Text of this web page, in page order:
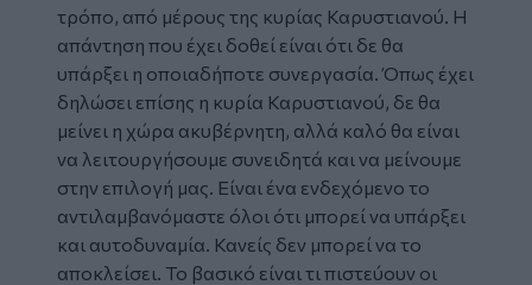
τρόπο, από μέρους της κυρίας Καρυστιανού. Η
απάντηση που έχει δοθεί είναι ότι δε θα
υπάρξει η οποιαδήποτε συνεργασία. Όπως έχει
δηλώσει επίσης η κυρία Καρυστιανού, δε θα
μείνει η χώρα ακυβέρνητη, αλλά καλό θα είναι
να λειτουργήσουμε συνειδητά και να μείνουμε
στην επιλογή μας. Είναι ένα ενδεχόμενο το
αντιλαμβανόμαστε όλοι ότι μπορεί να υπάρξει
και αυτοδυναμία. Κανείς δεν μπορεί να το
αποκλείσει. Το βασικό είναι τι πιστεύουν οι